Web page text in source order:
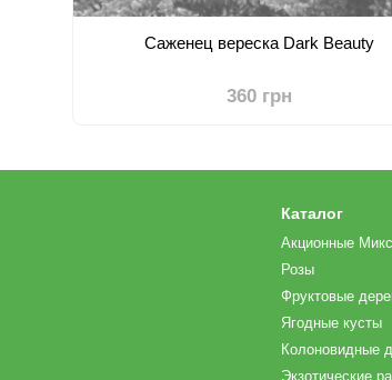
Саженец вереска Dark Beauty
360 грн
Каталог
Акционные
Розы
Фруктовые
Ягодные кусты
Колоновидные
Экзотические